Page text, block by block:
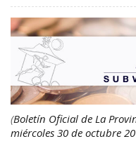
(Boletín Oficial de La
miércoles 30 de octubre